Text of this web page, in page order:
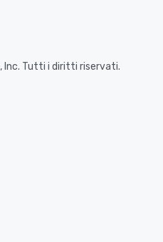
Tutti i diritti riservati.